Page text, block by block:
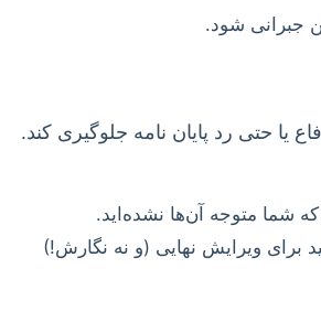
یا حتی رد پایان نامه جلوگیری کند.
که شما متوجه آن‌ها نشده‌اید.
برای ویرایش نهایی (و نه نگارش!)